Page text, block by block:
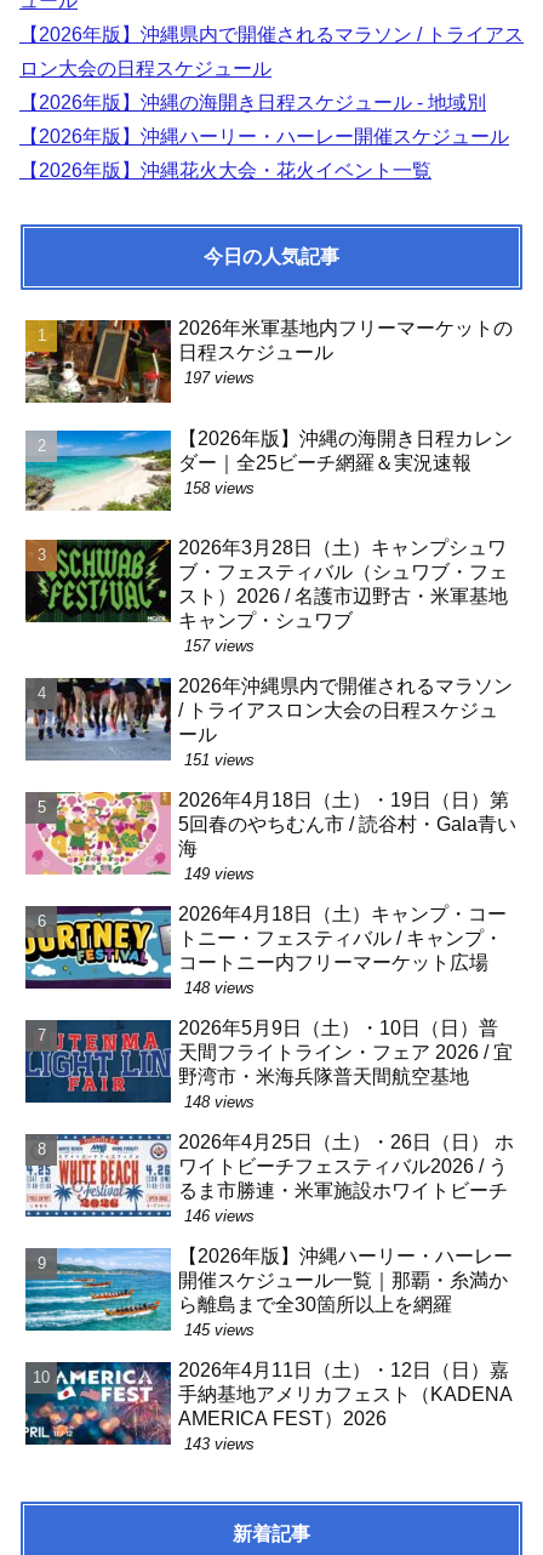
【2026年版】沖縄県内で開催されるマラソン / トライアス
ロン大会の日程スケジュール
【2026年版】沖縄の海開き日程スケジュール - 地域別
【2026年版】沖縄ハーリー・ハーレー開催スケジュール
【2026年版】沖縄花火大会・花火イベント一覧
今日の人気記事
2026年米軍基地内フリーマーケットの
日程スケジュール
197 views
【2026年版】沖縄の海開き日程カレン
ダー｜全25ビーチ網羅＆実況速報
158 views
2026年3月28日（土）キャンプシュワ
ブ・フェスティバル（シュワブ・フェ
スト）2026 / 名護市辺野古・米軍基地
キャンプ・シュワブ
157 views
2026年沖縄県内で開催されるマラソン
/ トライアスロン大会の日程スケジュ
ール
151 views
2026年4月18日（土）・19日（日）第
5回春のやちむん市 / 読谷村・Gala青い
海
149 views
2026年4月18日（土）キャンプ・コー
トニー・フェスティバル / キャンプ・
コートニー内フリーマーケット広場
148 views
2026年5月9日（土）・10日（日）普
天間フライトライン・フェア 2026 / 宜
野湾市・米海兵隊普天間航空基地
148 views
2026年4月25日（土）・26日（日） ホ
ワイトビーチフェスティバル2026 / う
るま市勝連・米軍施設ホワイトビーチ
146 views
【2026年版】沖縄ハーリー・ハーレー
開催スケジュール一覧｜那覇・糸満か
ら離島まで全30箇所以上を網羅
145 views
2026年4月11日（土）・12日（日）嘉
手納基地アメリカフェスト（KADENA
AMERICA FEST）2026
143 views
新着記事